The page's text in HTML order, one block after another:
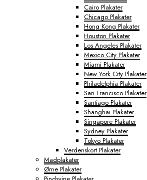
Cairo Plakater
Chicago Plakater
Hong Kong Plakater
Houston Plakater
Los Angeles Plakater
Mexico City Plakater
Miami Plakater
New York City Plakater
Philadelphia Plakater
San Francisco Plakater
Santiago Plakater
Shanghai Plakater
Singapore Plakater
Sydney Plakater
Tokyo Plakater
Verdenskort Plakater
Madplakater
Ørne Plakater